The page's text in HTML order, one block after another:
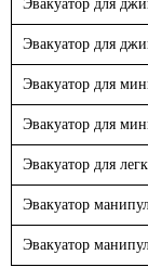
Эвакуатор для
Эвакуатор для
Эвакуатор для
Эвакуатор для
Эвакуатор для
Эвакуатор
Эвакуатор